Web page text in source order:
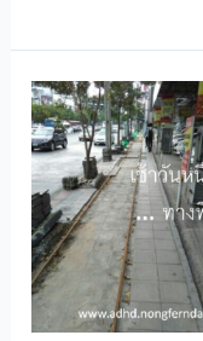
ที่
ราคา
ไม่
เท่า
กัน
ถูก
นำ
ไป
ออก